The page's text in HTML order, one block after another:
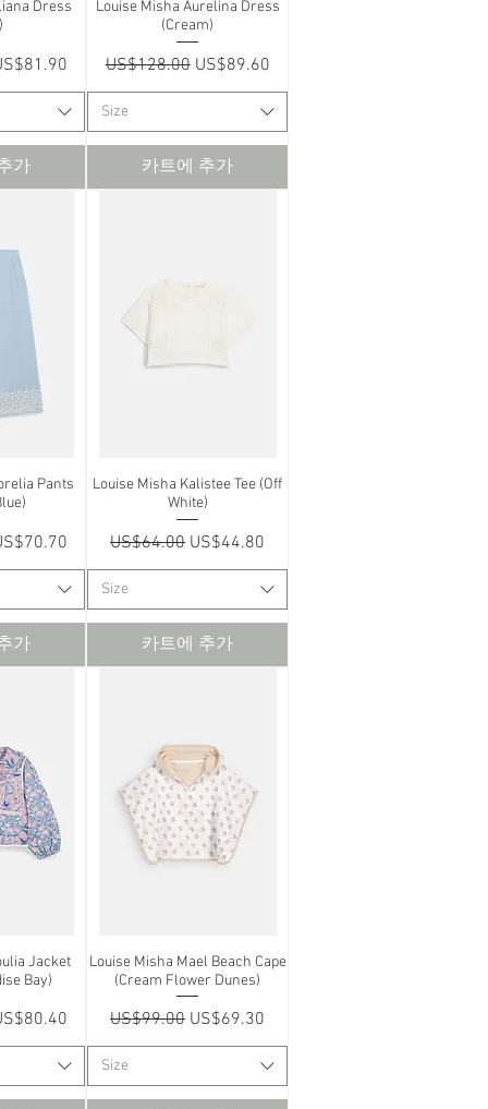
Dress
인가
가
제품보기
Louise Misha Aurelina Dress
(Cream)
일반가
US$128.00 할인가
US$89.60
Size
카트에 추가
Pants
인가
가
제품보기
Louise Misha Kalistee Tee (Off
White)
일반가
US$64.00 할인가
US$44.80
Size
카트에 추가
Jacket
Bay)
인가
제품보기
Louise Misha Mael Beach Cape
(Cream Flower Dunes)
일반가
US$99.00 할인가
US$69.30
Size